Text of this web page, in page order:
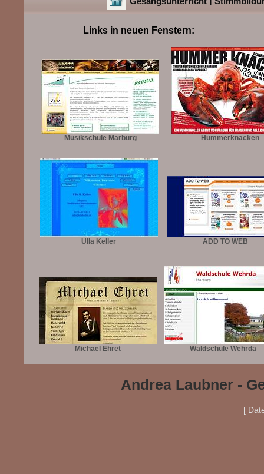
Links in neuen Fenstern:
Musikschule Marburg Hummerknacken
Ulla Keller ADD TO WEB
Michael Ehret Waldschule Wehrda
Andrea Laubner -
[